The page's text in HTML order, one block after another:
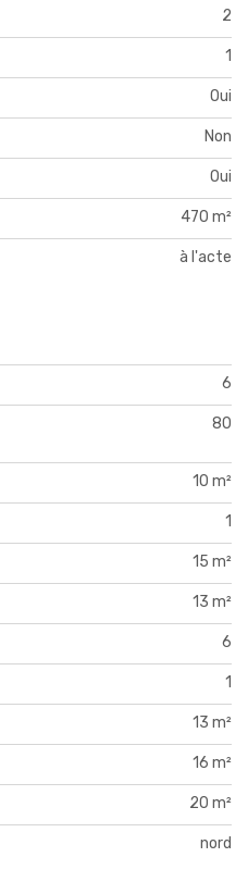
2
1
Oui
Non
Oui
470 m²
à l'acte
6
80
10 m²
1
15 m²
13 m²
6
1
13 m²
16 m²
20 m²
nord